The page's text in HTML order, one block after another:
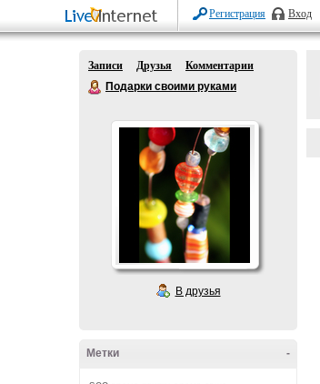
Регистрация Вход
Записи Друзья
Комментарии
Подарки своими руками
В друзья
-
Метки